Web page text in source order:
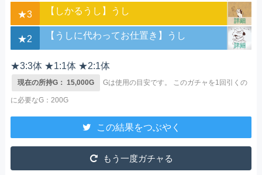
★3 【しかるうし】うし
詳細
★2 【うしに代わってお仕置き】うし
詳細
★3:3体 ★1:1体 ★2:1体
現在の所持G： 15,000G Gは使用の目安です。 このガチャを1回引くの
に必要なG：200G
この結果をつぶやく
もう一度ガチャる